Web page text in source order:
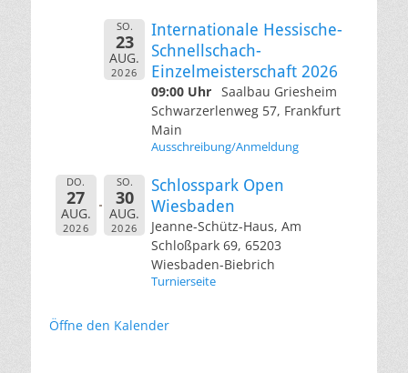
SO.
23
AUG.
2026
Internationale Hessische-
Schnellschach-
Einzelmeisterschaft 2026
09:00 Uhr Saalbau Griesheim
Schwarzerlenweg 57, Frankfurt
Main
Ausschreibung/Anmeldung
DO.
27
AUG.
2026
SO.
30
AUG.
2026
Schlosspark Open
Wiesbaden
Jeanne-Schütz-Haus, Am
Schloßpark 69, 65203
Wiesbaden-Biebrich
Turnierseite
Öffne den Kalender